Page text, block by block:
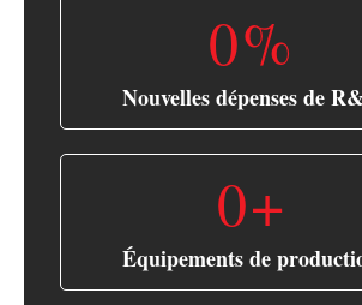
Nouvelles dépenses de
0%
Équipements de
0+